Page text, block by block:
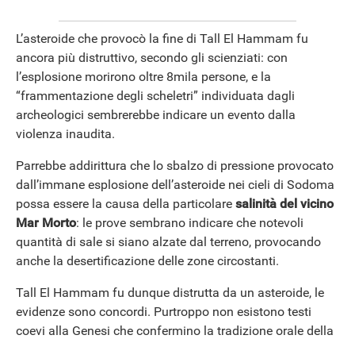
L’asteroide che provocò la fine di Tall El Hammam fu
ancora più distruttivo, secondo gli scienziati: con
l’esplosione morirono oltre 8mila persone, e la
“frammentazione degli scheletri” individuata dagli
archeologici sembrerebbe indicare un evento dalla
violenza inaudita.
Parrebbe addirittura che lo sbalzo di pressione provocato
dall’immane esplosione dell’asteroide nei cieli di Sodoma
possa essere la causa della particolare salinità del vicino
Mar Morto: le prove sembrano indicare che notevoli
quantità di sale si siano alzate dal terreno, provocando
anche la desertificazione delle zone circostanti.
Tall El Hammam fu dunque distrutta da un asteroide, le
evidenze sono concordi. Purtroppo non esistono testi
coevi alla Genesi che confermino la tradizione orale della